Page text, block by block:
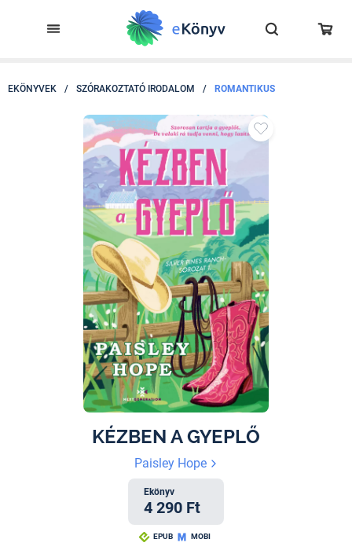
EKÖNYVEK / SZÓRAKOZTATÓ IRODALOM / ROMANTIKUS
KÉZBEN A GYEPLŐ
Paisley Hope
Ekönyv
4 290 Ft
EPUB MOBI